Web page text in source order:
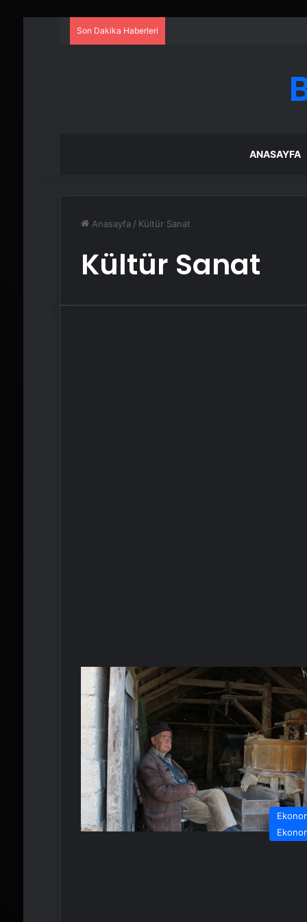
Son Dakika Haberleri
ANASAYFA
Anasayfa / Kültür Sanat
Kültür Sanat